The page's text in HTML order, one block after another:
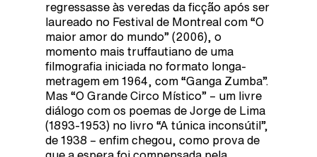
regressasse às veredas da ficção após ser
laureado no Festival de Montreal com “O
maior amor do mundo” (2006), o
momento mais truffautiano de uma
filmografia iniciada no formato longa-
metragem em 1964, com “Ganga Zumba”.
Mas “O Grande Circo Místico” – um livre
diálogo com os poemas de Jorge de Lima
(1893-1953) no livro “A túnica inconsútil”,
de 1938 – enfim chegou, como prova de
que a espera foi compensada pela